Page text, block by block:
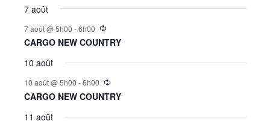
7 août
7 août @ 5h00 -6h00
CARGO NEW COUNTRY
10 août
10 août @ 5h00 -6h00
CARGO NEW COUNTRY
11 août